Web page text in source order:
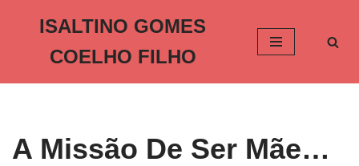
o
ISALTINO GOMES
COELHO FILHO
A Missão De Ser Mãe…